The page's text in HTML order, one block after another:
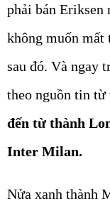
phải bán Eriksen
không muốn mất
sau đó. Và ngay
theo nguồn tin
đến từ thành
Inter Milan.
Nửa xanh thành